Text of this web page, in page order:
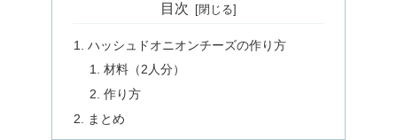
目次
ハッシュドオニオンチーズの作り方
材料（2人分）
作り方
まとめ